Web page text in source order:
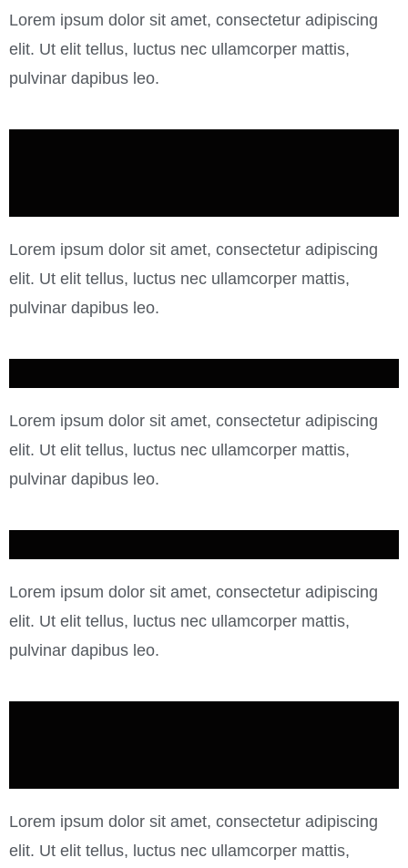
Lorem ipsum dolor sit amet, consectetur adipiscing
elit. Ut elit tellus, luctus nec ullamcorper mattis,
pulvinar dapibus leo.
Lorem ipsum dolor sit amet, consectetur adipiscing
elit. Ut elit tellus, luctus nec ullamcorper mattis,
pulvinar dapibus leo.
Lorem ipsum dolor sit amet, consectetur adipiscing
elit. Ut elit tellus, luctus nec ullamcorper mattis,
pulvinar dapibus leo.
Lorem ipsum dolor sit amet, consectetur adipiscing
elit. Ut elit tellus, luctus nec ullamcorper mattis,
pulvinar dapibus leo.
Lorem ipsum dolor sit amet, consectetur adipiscing
elit. Ut elit tellus, luctus nec ullamcorper mattis,